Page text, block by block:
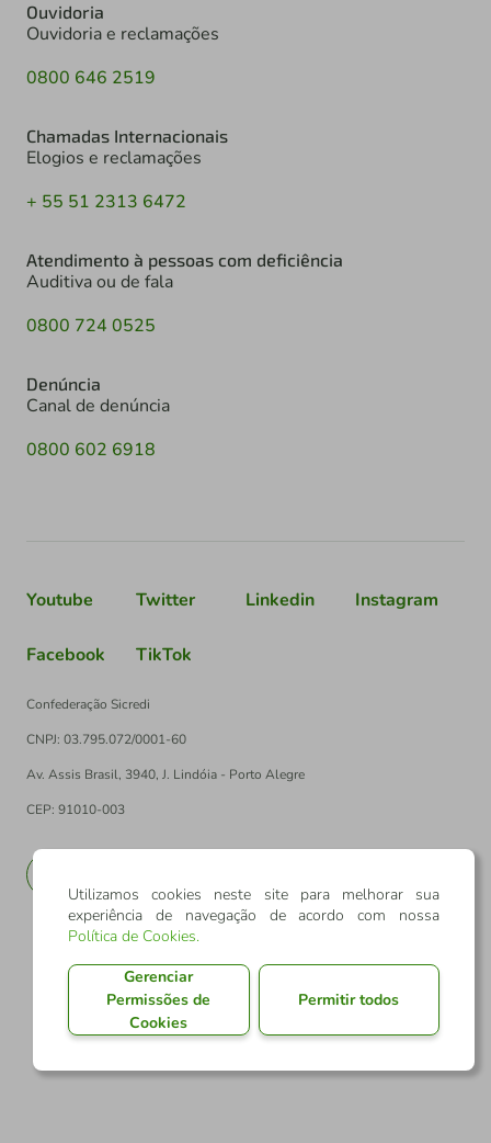
Ouvidoria
Ouvidoria e reclamações
0800 646 2519
Chamadas Internacionais
Elogios e reclamações
+ 55 51 2313 6472
Atendimento à pessoas com deficiência
Auditiva ou de fala
0800 724 0525
Denúncia
Canal de denúncia
0800 602 6918
Youtube Twitter Linkedin Instagram
Facebook TikTok
Confederação Sicredi
CNPJ: 03.795.072/0001-60
Av. Assis Brasil, 3940, J. Lindóia - Porto Alegre
CEP: 91010-003
Utilizamos cookies neste site para melhorar sua
experiência de navegação de acordo com nossa
Política de Cookies.
Gerenciar
Permissões de
Cookies
Permitir todos